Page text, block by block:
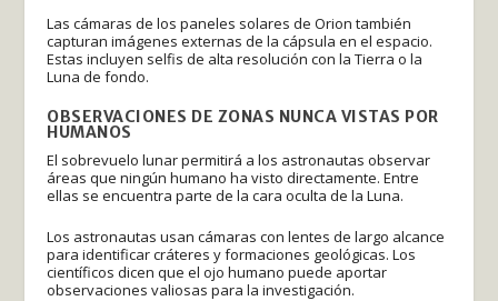
Las cámaras de los paneles solares de Orion también
capturan imágenes externas de la cápsula en el espacio.
Estas incluyen selfis de alta resolución con la Tierra o la
Luna de fondo.
OBSERVACIONES DE ZONAS NUNCA VISTAS POR
HUMANOS
El sobrevuelo lunar permitirá a los astronautas observar
áreas que ningún humano ha visto directamente. Entre
ellas se encuentra parte de la cara oculta de la Luna.
Los astronautas usan cámaras con lentes de largo alcance
para identificar cráteres y formaciones geológicas. Los
científicos dicen que el ojo humano puede aportar
observaciones valiosas para la investigación.